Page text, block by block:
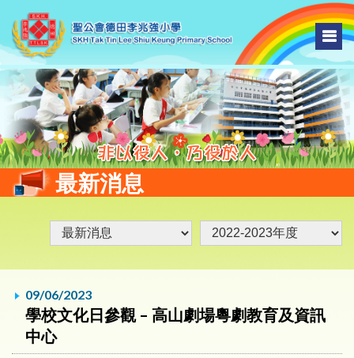
最新消息
09/06/2023
學校文化日參觀 – 高山劇場粵劇教育及資訊
中心